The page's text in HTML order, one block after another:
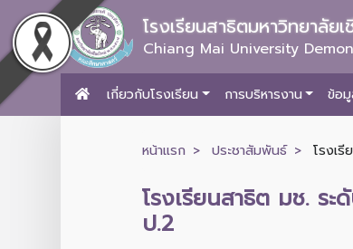
โรงเรียนสาธิตมหาวิทยาลัย
Chiang Mai University
เกี่ยวกับโรงเรียน การบริหารงาน ข้อ
หน้าแรก ประชาสัมพันธ์ โรงเ
โรงเรียนสาธิต มช. ร
ป.2